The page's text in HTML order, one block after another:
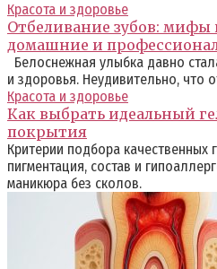
Красота и здоровье
Отбеливание зубов: мифы
домашние и
Белоснежная улыбка давно
и здоровья. Неудивительно, что
Красота и здоровье
Как выбрать идеальный
покрытия
Критерии подбора качественных
пигментация, состав и
маникюра без сколов.